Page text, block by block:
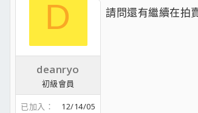
D
deanryo
初級會員
已加入
12/14/05
請問還有繼續在拍